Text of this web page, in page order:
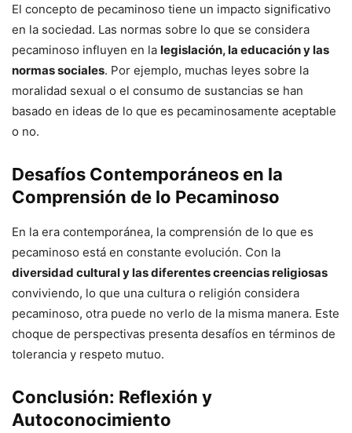
El concepto de pecaminoso tiene un impacto significativo
en la sociedad. Las normas sobre lo que se considera
pecaminoso influyen en la legislación, la educación y las
normas sociales. Por ejemplo, muchas leyes sobre la
moralidad sexual o el consumo de sustancias se han
basado en ideas de lo que es pecaminosamente aceptable
o no.
Desafíos Contemporáneos en la
Comprensión de lo Pecaminoso
En la era contemporánea, la comprensión de lo que es
pecaminoso está en constante evolución. Con la
diversidad cultural y las diferentes creencias religiosas
conviviendo, lo que una cultura o religión considera
pecaminoso, otra puede no verlo de la misma manera. Este
choque de perspectivas presenta desafíos en términos de
tolerancia y respeto mutuo.
Conclusión: Reflexión y
Autoconocimiento